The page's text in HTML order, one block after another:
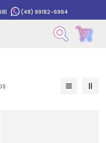
| (48) 99182-6994